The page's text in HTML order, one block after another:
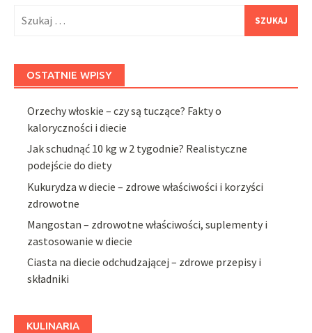
OSTATNIE WPISY
Orzechy włoskie – czy są tuczące? Fakty o
kaloryczności i diecie
Jak schudnąć 10 kg w 2 tygodnie? Realistyczne
podejście do diety
Kukurydza w diecie – zdrowe właściwości i korzyści
zdrowotne
Mangostan – zdrowotne właściwości, suplementy i
zastosowanie w diecie
Ciasta na diecie odchudzającej – zdrowe przepisy i
składniki
KULINARIA